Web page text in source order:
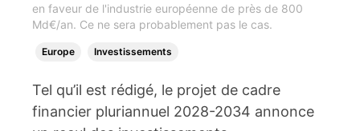
en faveur de l'industrie européenne de près de 800
Md€/an. Ce ne sera probablement pas le cas.
Europe Investissements
Tel qu’il est rédigé, le projet de cadre
financier pluriannuel 2028-2034 annonce